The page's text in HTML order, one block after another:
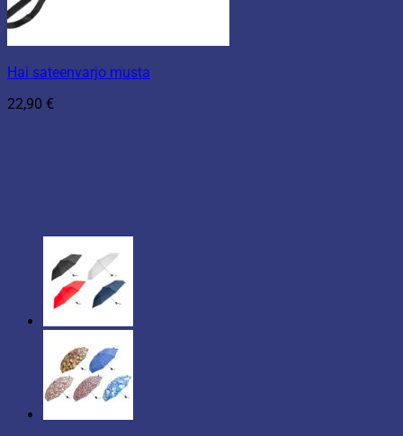
Hai sateenvarjo musta
22,90 €